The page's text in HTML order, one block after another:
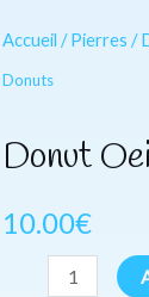
Accueil /Pierres /
Donuts
Donut
10.00€
quantité
de
Oeil
tigre